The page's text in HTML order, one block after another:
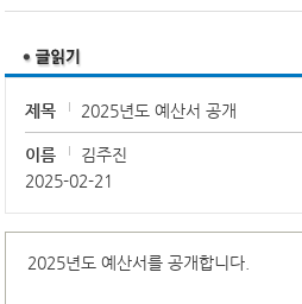
제목 2025년도 예산서 공개
이름 김주진
2025-02-21
2025년도 예산서를 공개합니다.